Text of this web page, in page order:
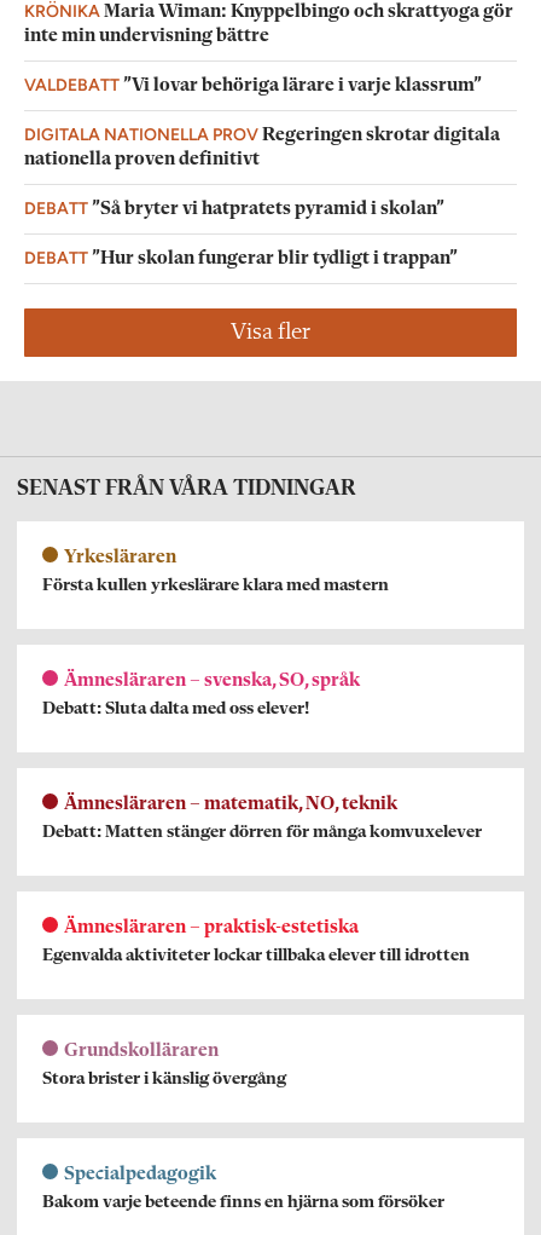
KRÖNIKAMaria Wiman: Knyppelbingo och skrattyoga gör
inte min undervisning bättre
VALDEBATT”Vi lovar behöriga lärare i varje klassrum”
DIGITALA NATIONELLA PROVRegeringen skrotar digitala
nationella proven definitivt
DEBATT”Så bryter vi hatpratets pyramid i skolan”
DEBATT”Hur skolan fungerar blir tydligt i trappan”
Visa fler
SENAST FRÅN VÅRA TIDNINGAR
Yrkesläraren
Första kullen yrkeslärare klara med mastern
Ämnesläraren – svenska, SO, språk
Debatt: Sluta dalta med oss elever!
Ämnesläraren – matematik, NO, teknik
Debatt: Matten stänger dörren för många komvuxelever
Ämnesläraren – praktisk-estetiska
Egenvalda aktiviteter lockar tillbaka elever till idrotten
Grundskolläraren
Stora brister i känslig övergång
Specialpedagogik
Bakom varje beteende finns en hjärna som försöker